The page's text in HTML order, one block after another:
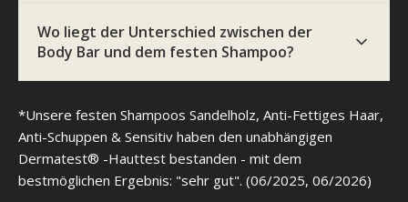
Glycerin, Zea Mays Starch, Citrus Aurantium Amara
Flower Water, Glyceryl Glucoside, Allantoin,
Tetrasodium Glutamate Diacetate, Potassium
Tagescreme Sandelholz
Aqua, Pentylene Glycol, Prunus Amygdalus Dulcis
Oil, Simmondsia Chinensis Seed Oil, Glycerin,
Wo liegt der Unterschied zwischen der
Body Bar und dem festen Shampoo?
*Unsere festen Shampoos Sandelholz, Anti-Fettiges Haar,
Anti-Schuppen & Sensitiv haben den unabhängigen
Dermatest® -Hauttest bestanden - mit dem
bestmöglichen Ergebnis: "sehr gut". (06/2025, 06/2026)